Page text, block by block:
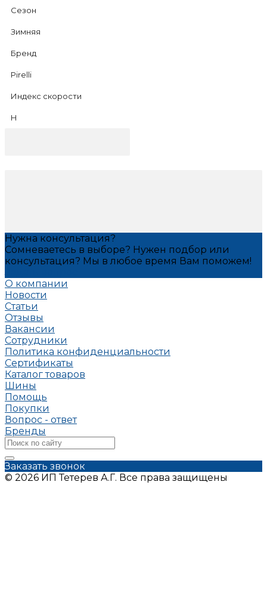
Сезон
Зимняя
Бренд
Pirelli
Индекс скорости
H
Нужна консультация?
Сомневаетесь в выборе? Нужен подбор или
консультация? Мы в любое время Вам поможем!
О компании
Новости
Статьи
Отзывы
Вакансии
Сотрудники
Политика конфиденциальности
Сертификаты
Каталог товаров
Шины
Помощь
Покупки
Вопрос - ответ
Бренды
Заказать звонок
© 2026 ИП Тетерев А.Г. Все права защищены